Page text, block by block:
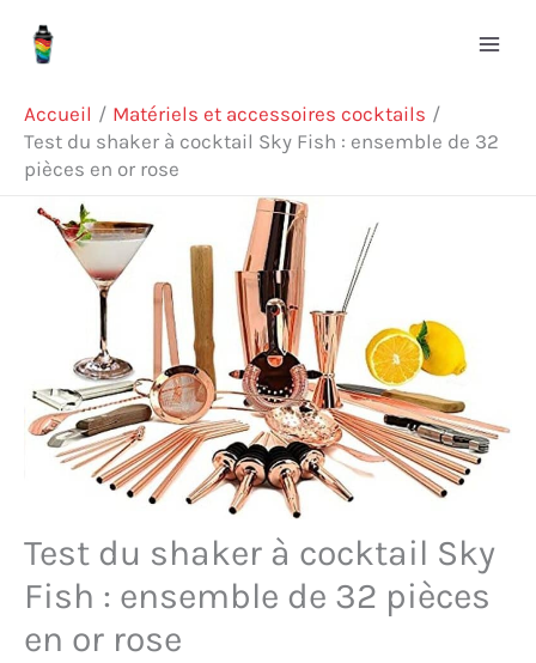
Accueil
Matériels et accessoires cocktails
Test du shaker à cocktail Sky Fish : ensemble de 32
pièces en or rose
Test du shaker à cocktail Sky
Fish : ensemble de 32 pièces
en or rose
Rechercher